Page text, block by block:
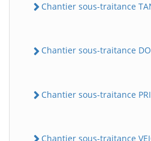
Chantier sous-traitance
Chantier sous-traitance
Chantier sous-traitance
Chantier sous-traitance